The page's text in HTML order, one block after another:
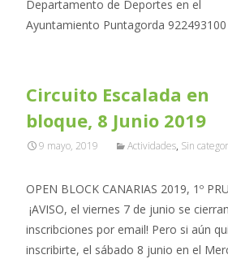
Departamento de Deportes en el
Ayuntamiento Puntagorda
Circuito Escalada en
bloque, 8 Junio 2019
9 mayo, 2019 Actividades, Sin
OPEN BLOCK CANARIAS 2019, 1º
¡AVISO, el viernes 7 de junio se
inscribciones por email! Pero si aún
inscribirte, el sábado 8 junio en el